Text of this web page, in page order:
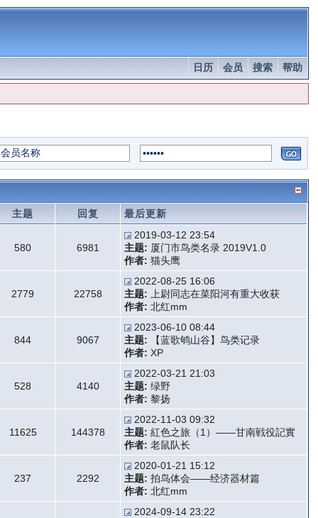
帮助
搜索
会员
日历
主题 回复 最后更新
580 6981
2019-03-12 23:54
主题: 厦门市鸟类名录 2019V1.0
作者: 猫头鹰
2779 22758
2022-08-25 16:06
主题:
上尉同志在菜阳河有重大收获
作者: 北红mm
844 9067
2023-06-10 08:44
主题:
【蓝歌鸲山谷】鸟类记录
作者: XP
528 4140
2022-03-21 21:03
主题: 绿野
作者: 黎扬
11625 144378
2022-11-03 09:32
主题: 紅色之旅（1）——甘南戦役記實
作者: 老鼠队长
237 2292
2020-01-21 15:12
主题: 拍鸟体会——经济器材篇
作者: 北红mm
2024-09-14 23:22